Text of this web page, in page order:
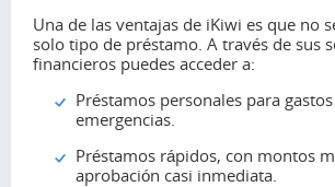
Una de las ventajas de iKiwi es que no
solo tipo de préstamo. A través de sus
financieros puedes acceder a:
Préstamos personales para
emergencias.
Préstamos rápidos, con montos
aprobación casi inmediata.